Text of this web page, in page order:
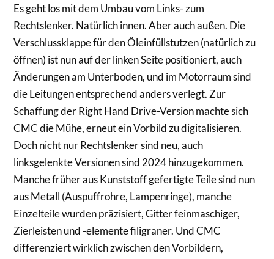
Es geht los mit dem Umbau vom Links- zum
Rechtslenker. Natürlich innen. Aber auch außen. Die
Verschlussklappe für den Öleinfüllstutzen (natürlich zu
öffnen) ist nun auf der linken Seite positioniert, auch
Änderungen am Unterboden, und im Motorraum sind
die Leitungen entsprechend anders verlegt. Zur
Schaffung der Right Hand Drive-Version machte sich
CMC die Mühe, erneut ein Vorbild zu digitalisieren.
Doch nicht nur Rechtslenker sind neu, auch
linksgelenkte Versionen sind 2024 hinzugekommen.
Manche früher aus Kunststoff gefertigte Teile sind nun
aus Metall (Auspuffrohre, Lampenringe), manche
Einzelteile wurden präzisiert, Gitter feinmaschiger,
Zierleisten und -elemente filigraner. Und CMC
differenziert wirklich zwischen den Vorbildern,